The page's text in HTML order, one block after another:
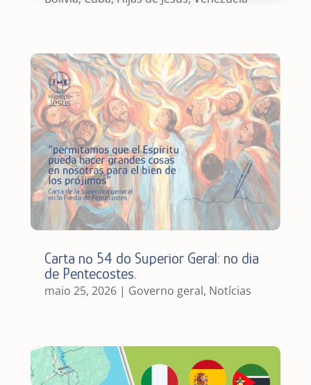
Carta nº 54 do Superior Geral: no dia
de Pentecostes.
maio 25, 2026| Governo geral, Notícias